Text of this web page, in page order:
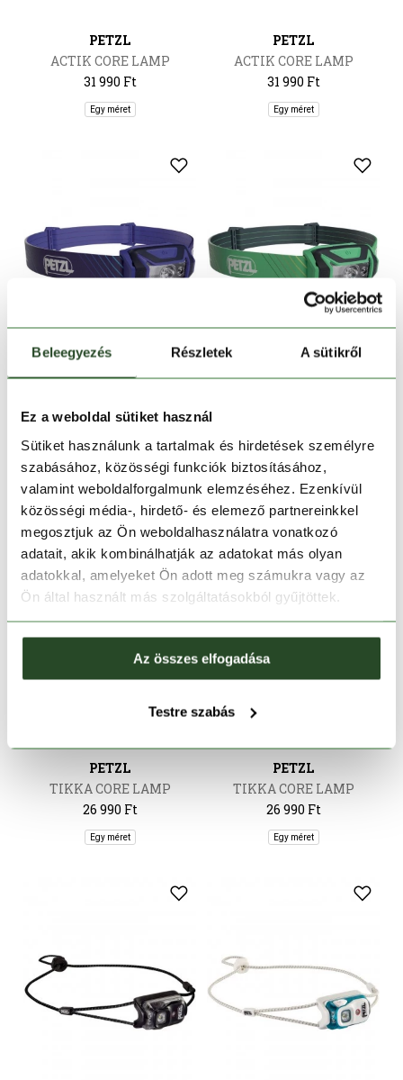
Beleegyezés Részletek A sütikről
Ez a weboldal sütiket használ
Sütiket használunk a tartalmak és hirdetések személyre
szabásához, közösségi funkciók biztosításához,
valamint weboldalforgalmunk elemzéséhez. Ezenkívül
közösségi média-, hirdető- és elemező partnereinkkel
megosztjuk az Ön weboldalhasználatra vonatkozó
adatait, akik kombinálhatják az adatokat más olyan
adatokkal, amelyeket Ön adott meg számukra vagy az
Ön által használt más szolgáltatásokból gyűjtöttek.
Az összes elfogadása
Testre szabás
PETZL
ACTIK CORE LAMP
31 990 Ft
Egy méret
PETZL
ACTIK CORE LAMP
31 990 Ft
Egy méret
TIKKA CORE LAMP
26 990 Ft
Egy méret
26 990 Ft
Egy méret
PETZL
TIKKA CORE LAMP
26 990 Ft
Egy méret
PETZL
TIKKA CORE LAMP
26 990 Ft
Egy méret